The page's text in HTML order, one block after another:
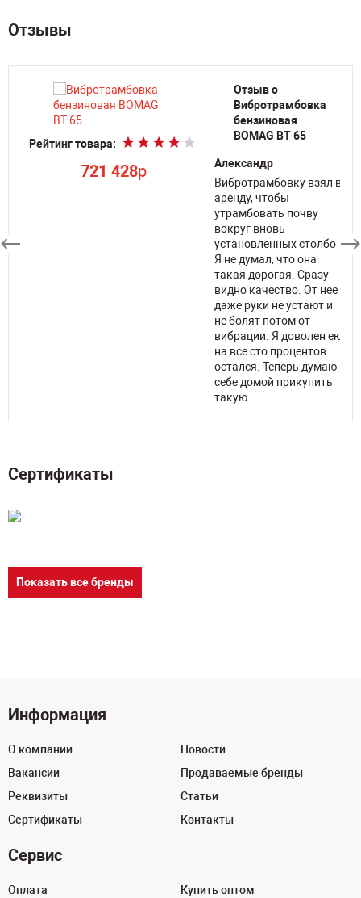
Отзывы
Рейтинг товара:
721 428p
Отзыв о
Вибротрамбовка
бензиновая
BOMAG BT 65
Александр
Вибротрамбовку взял в
аренду, чтобы
утрамбовать почву
вокруг вновь
установленных столбов.
Я не думал, что она
такая дорогая. Сразу
видно качество. От нее
даже руки не устают и
не болят потом от
вибрации. Я доволен ею
на все сто процентов
остался. Теперь думаю и
себе домой прикупить
такую.
Сертификаты
Показать все бренды
Информация
О компании
Вакансии
Реквизиты
Сертификаты
Новости
Продаваемые бренды
Статьи
Контакты
Сервис
Оплата Купить оптом